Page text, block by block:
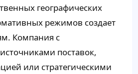
географических
режимов создает
Компания с
поставок,
или стратегическими